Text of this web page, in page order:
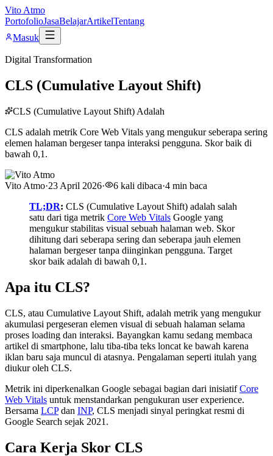
Vito Atmo
PortofolioJasaBelajarArtikelTentang
Masuk
Digital Transformation
CLS (Cumulative Layout Shift)
CLS (Cumulative Layout Shift) Adalah
CLS adalah metrik Core Web Vitals yang mengukur seberapa sering
elemen halaman bergeser tanpa interaksi pengguna. Skor baik di
bawah 0,1.
Vito Atmo·23 April 2026· 6 kali dibaca·4 min baca
TL;DR: CLS (Cumulative Layout Shift) adalah salah
satu dari tiga metrik Core Web Vitals Google yang
mengukur stabilitas visual sebuah halaman web. Skor
dihitung dari seberapa sering dan seberapa jauh elemen
halaman bergeser tanpa diinginkan pengguna. Target
skor baik adalah di bawah 0,1.
Apa itu CLS?
CLS, atau Cumulative Layout Shift, adalah metrik yang mengukur
akumulasi pergeseran elemen visual di sebuah halaman selama
proses loading dan interaksi. Bayangkan kamu sedang membaca
artikel di smartphone, lalu tiba-tiba teks loncat ke bawah karena
iklan baru saja muncul di atasnya. Pengalaman seperti itulah yang
diukur oleh CLS.
Metrik ini diperkenalkan Google sebagai bagian dari inisiatifCore
Web Vitals untuk menstandarkan pengukuran user experience.
Bersama LCPdan INP, CLS menjadi sinyal peringkat resmi di
Google Search sejak 2021.
Cara Kerja Skor CLS